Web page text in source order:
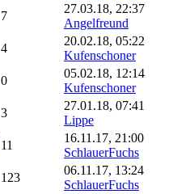
7
27.03.18, 22:37
Angelfreund
4
20.02.18, 05:22
Kufenschoner
0
05.02.18, 12:14
Kufenschoner
3
27.01.18, 07:41
Lippe
11
16.11.17, 21:00
SchlauerFuchs
123
06.11.17, 13:24
SchlauerFuchs